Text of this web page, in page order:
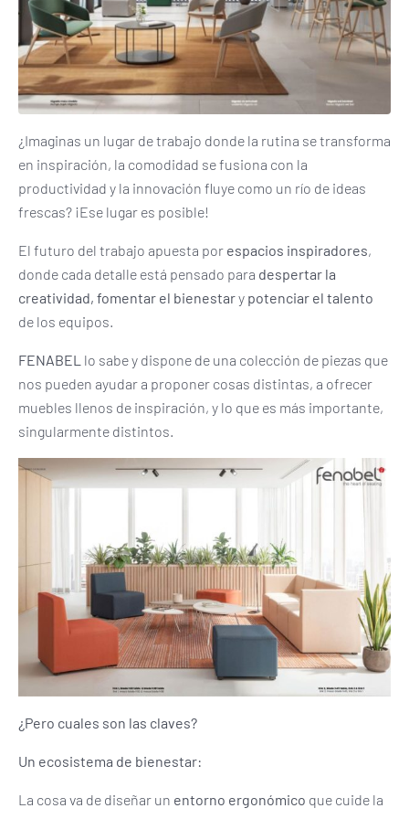
¿Imaginas un lugar de trabajo donde la rutina se transforma
en inspiración, la comodidad se fusiona con la
productividad y la innovación fluye como un río de ideas
frescas? ¡Ese lugar es posible!
El futuro del trabajo apuesta por espacios inspiradores,
donde cada detalle está pensado para despertar la
creatividad, fomentar el bienestary potenciar el talento
de los equipos.
FENABEL lo sabe y dispone de una colección de piezas que
nos pueden ayudar a proponer cosas distintas, a ofrecer
muebles llenos de inspiración, y lo que es más importante,
singularmente distintos.
¿Pero cuales son las claves?
Un ecosistema de bienestar:
La cosa va de diseñar un entorno ergonómico que cuide la